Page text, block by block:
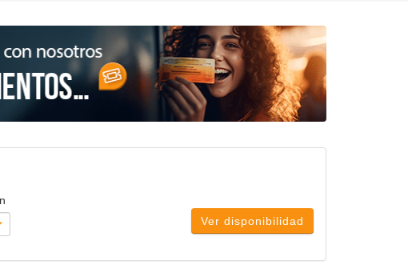
Ver disponibilidad